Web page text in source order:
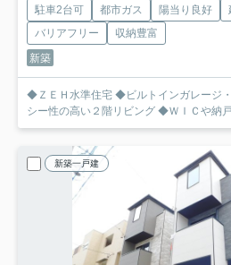
駐車2台可 都市ガス 陽当り良好
バリアフリー
収納豊富
新築
◆ＺＥＨ水準住宅 ◆ビルトインガレージ
シー性の高い２階リビング ◆ＷＩＣや納
新築一戸建